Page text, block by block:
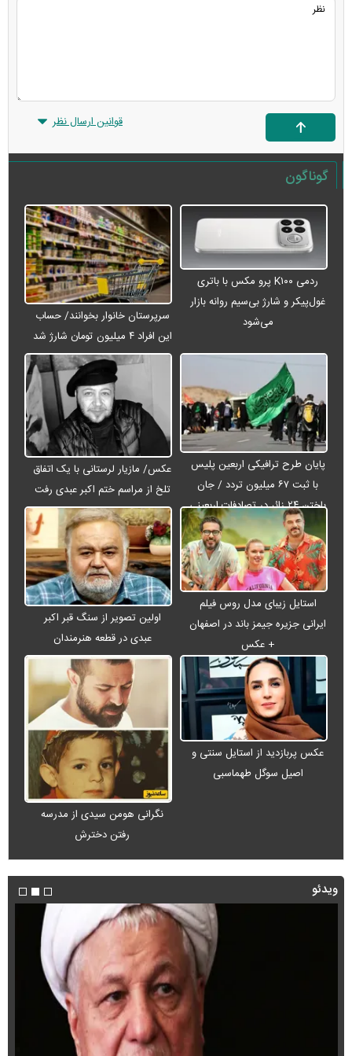
قوانین ارسال نظر
گوناگون
ردمی K۱۰۰ پرو مکس با باتری
غول‌پیکر و شارژ بی‌سیم روانه بازار
می‌شود
سرپرستان خانوار بخوانند/ حساب
این افراد ۴ میلیون تومان شارژ شد
پایان طرح ترافیکی اربعین پلیس
با ثبت ۶۷ میلیون تردد / جان
باختن ۲۴ زائر در تصادفات اربعینی
عکس/ مازیار لرستانی با یک اتفاق
تلخ از مراسم ختم اکبر عبدی رفت
استایل زیبای مدل روس فیلم
ایرانی جزیره جیمز باند در اصفهان
+ عکس
اولین تصویر از سنگ قبر اکبر
عبدی در قطعه هنرمندان
عکس پربازدید از استایل سنتی و
اصیل سوگل طهماسبی
نگرانی هومن سیدی از مدرسه
رفتن دخترش
ویدئو